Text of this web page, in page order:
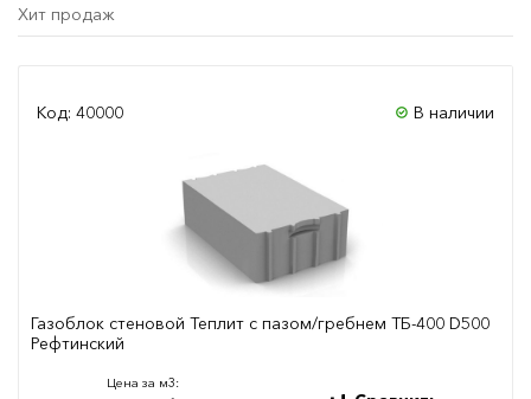
Хит продаж
Код: 40000 В наличии
Газоблок стеновой Теплит с пазом/гребнем ТБ-400 D500
Рефтинский
Цена за м3: